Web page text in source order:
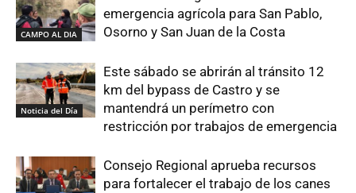
CAMPO AL DIA
emergencia agrícola para San Pablo,
Osorno y San Juan de la Costa
Noticia del Día
Este sábado se abrirán al tránsito 12
km del bypass de Castro y se
mantendrá un perímetro con
restricción por trabajos de emergencia
Consejo Regional aprueba recursos
para fortalecer el trabajo de los canes